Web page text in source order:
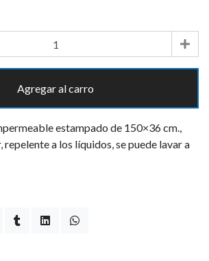
Agregar al carro
estampado de 150×36 cm.,
repelente a los líquidos, se puede lavar a